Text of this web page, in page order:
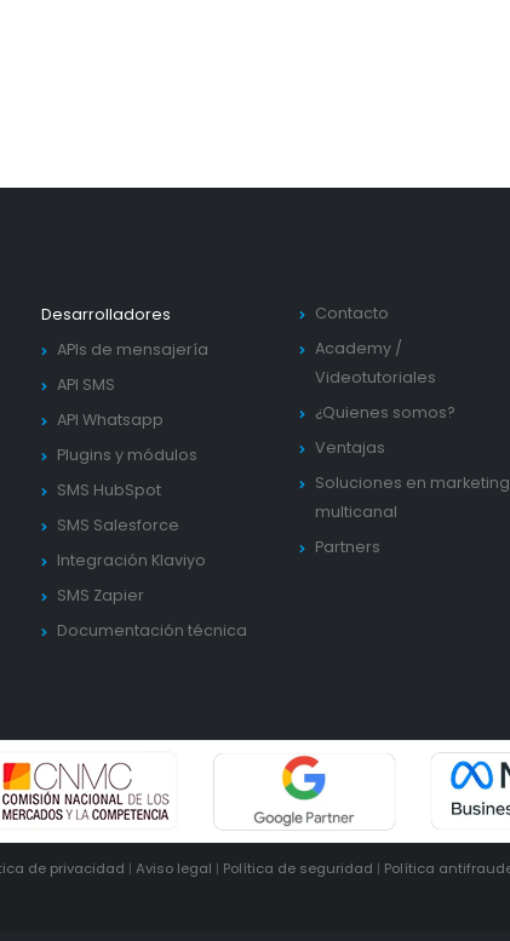
Desarrolladores
APIs de mensajería
API SMS
API Whatsapp
Plugins y módulos
SMS HubSpot
SMS Salesforce
Integración Klaviyo
SMS Zapier
Documentación técnica
Contacto
Academy /
Videotutoriales
¿Quienes somos?
Ventajas
Soluciones en marketing
multicanal
Partners
de privacidad | Aviso legal | Política de seguridad | Política